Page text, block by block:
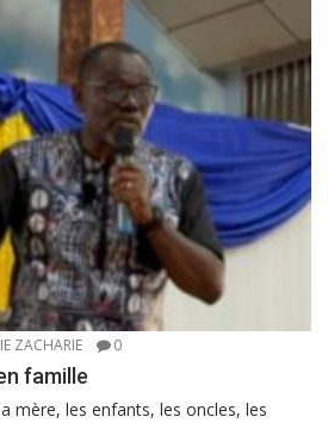
ZACHARIE 0
famille
mère, les enfants, les oncles, les